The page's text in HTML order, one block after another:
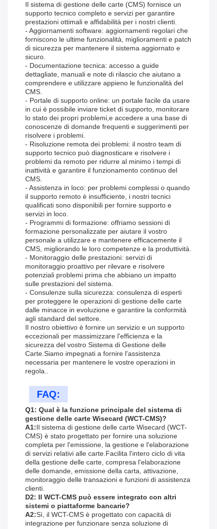
Il sistema di gestione delle carte (CMS) fornisce un
supporto tecnico completo e servizi per garantire
prestazioni ottimali e affidabilità per i nostri clienti.
- Aggiornamenti software: aggiornamenti regolari che
forniscono le ultime funzionalità, miglioramenti e patch
di sicurezza per mantenere il sistema aggiornato e
sicuro.
- Documentazione tecnica: accesso a guide
dettagliate, manuali e note di rilascio che aiutano a
comprendere e utilizzare appieno le funzionalità del
CMS.
- Portale di supporto online: un portale facile da usare
in cui è possibile inviare ticket di supporto, monitorare
lo stato dei propri problemi,e accedere a una base di
conoscenze di domande frequenti e suggerimenti per
risolvere i problemi.
- Risoluzione remota dei problemi: il nostro team di
supporto tecnico può diagnosticare e risolvere i
problemi da remoto per ridurre al minimo i tempi di
inattività e garantire il funzionamento continuo del
CMS.
- Assistenza in loco: per problemi complessi o quando
il supporto remoto è insufficiente, i nostri tecnici
qualificati sono disponibili per fornire supporto e
servizi in loco.
- Programmi di formazione: offriamo sessioni di
formazione personalizzate per aiutare il vostro
personale a utilizzare e mantenere efficacemente il
CMS, migliorando le loro competenze e la produttività.
- Monitoraggio delle prestazioni: servizi di
monitoraggio proattivo per rilevare e risolvere
potenziali problemi prima che abbiano un impatto
sulle prestazioni del sistema.
- Consulenze sulla sicurezza: consulenza di esperti
per proteggere le operazioni di gestione delle carte
dalle minacce in evoluzione e garantire la conformità
agli standard del settore.
Il nostro obiettivo è fornire un servizio e un supporto
eccezionali per massimizzare l'efficienza e la
sicurezza del vostro Sistema di Gestione delle
Carte.Siamo impegnati a fornire l'assistenza
necessaria per mantenere le vostre operazioni in
regola..
FAQ:
Q1: Qual è la funzione principale del sistema di
gestione delle carte Wisecard (WCT-CMS)?
A1:Il sistema di gestione delle carte Wisecard (WCT-
CMS) è stato progettato per fornire una soluzione
completa per l'emissione, la gestione e l'elaborazione
di servizi relativi alle carte.Facilita l'intero ciclo di vita
della gestione delle carte, compresa l'elaborazione
delle domande, emissione della carta, attivazione,
monitoraggio delle transazioni e funzioni di assistenza
clienti.
D2: Il WCT-CMS può essere integrato con altri
sistemi o piattaforme bancarie?
A2:Sì, il WCT-CMS è progettato con capacità di
integrazione per funzionare senza soluzione di